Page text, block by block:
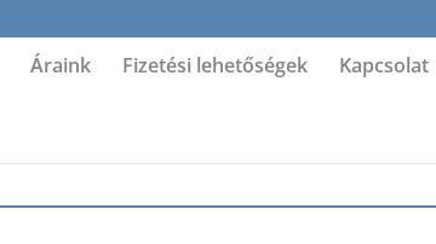
Áraink Fizetési lehetőségek Kapcsolat